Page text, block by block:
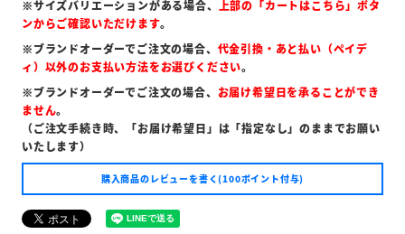
※サイズバリエーションがある場合、 上部の「カートはこちら」ボタ
ンからご確認いただけます。
※ブランドオーダーでご注文の場合、 代金引換・あと払い（ペイデ
ィ）以外のお支払い方法をお選びください。
※ブランドオーダーでご注文の場合、 お届け希望日を承ることができ
ません。
（ご注文手続き時、「お届け希望日」は「指定なし」のままでお願い
いたします）
購入商品のレビューを書く(100ポイント付与)